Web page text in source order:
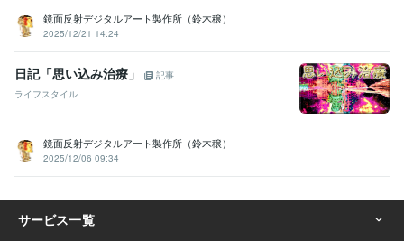
鏡面反射デジタルアート製作所（鈴木穣）
2025/12/21 14:24
日記「思い込み治療」
記事
ライフスタイル
鏡面反射デジタルアート製作所（鈴木穣）
2025/12/06 09:34